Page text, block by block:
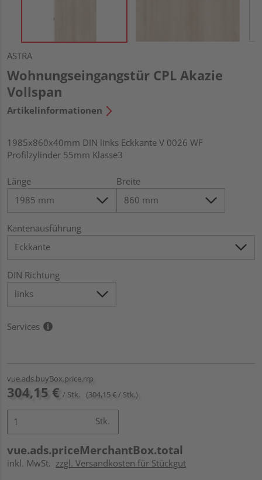
ASTRA
Wohnungseingangstür CPL Akazie
Vollspan
Artikelinformationen
1985x860x40mm DIN links Eckkante V 0026 WF
Profilzylinder 55mm Klasse3
Länge Breite
Kantenausführung
DIN Richtung
Services
vue.ads.buyBox.price.rrp
304,15 € / Stk. (304,15 € / Stk.)
Stk.
vue.ads.priceMerchantBox.total
inkl. MwSt. zzgl. Versandkosten für Stückgut